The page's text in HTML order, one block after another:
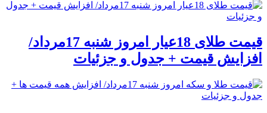
قیمت طلای 18عیار امروز شنبه 17مرداد/
افزایش قیمت + جدول و جزئیات